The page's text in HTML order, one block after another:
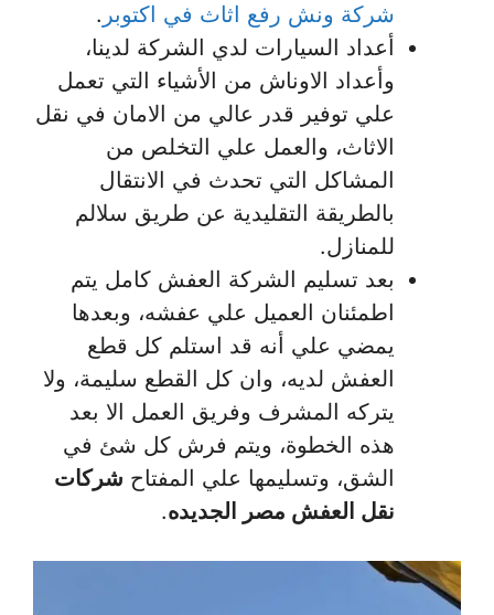
شركة ونش رفع اثاث في اكتوبر .
أعداد السيارات لدي الشركة لدينا،
وأعداد الاوناش من الأشياء التي تعمل
علي توفير قدر عالي من الامان في نقل
الاثاث، والعمل علي التخلص من
المشاكل التي تحدث في الانتقال
بالطريقة التقليدية عن طريق سلالم
للمنازل.
بعد تسليم الشركة العفش كامل يتم
اطمئنان العميل علي عفشه، وبعدها
يمضي علي أنه قد استلم كل قطع
العفش لديه، وان كل القطع سليمة، ولا
يتركه المشرف وفريق العمل الا بعد
هذه الخطوة، ويتم فرش كل شئ في
الشق، وتسليمها علي المفتاح شركات
نقل العفش مصر الجديده.